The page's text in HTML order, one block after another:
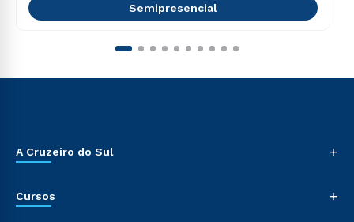
Semipresencial
A Cruzeiro do Sul +
Cursos +